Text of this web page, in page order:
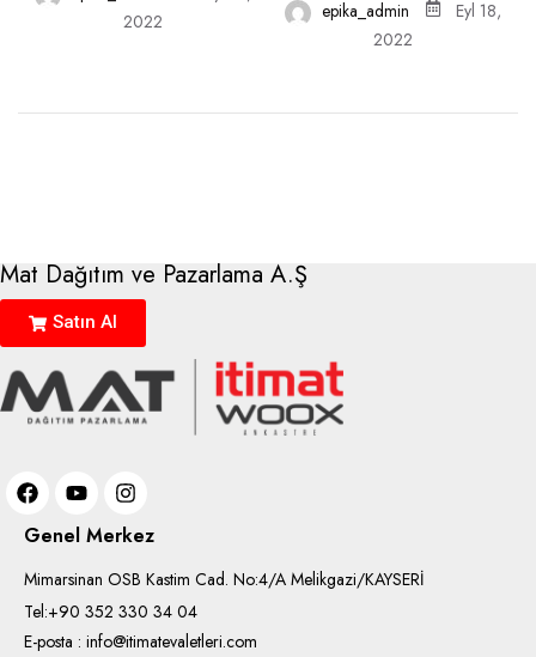
2022
epika_admin
Eyl 18,
2022
Mat Dağıtım ve Pazarlama A.Ş
Satın Al
Genel Merkez
Mimarsinan OSB Kastim Cad. No:4/A Melikgazi/KAYSERİ
Tel:+90 352 330 34 04
E-posta : info@itimatevaletleri.com